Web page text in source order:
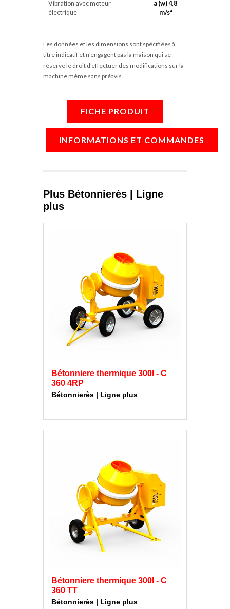
Vibration avec moteur
électrique
a (w) 4,8
m/s²
Les données et les dimensions sont spécifiées à
titre indicatif et n’engagent pas la maison qui se
réserve le droit d’effectuer des modifications sur la
machine même sans préavis.
FICHE PRODUIT
INFORMATIONS ET COMMANDES
Plus Bétonnierès | Ligne
plus
Bétonniere thermique 300l - C
360 4RP
Bétonnierès | Ligne plus
Bétonniere thermique 300l - C
360 TT
Bétonnierès | Ligne plus